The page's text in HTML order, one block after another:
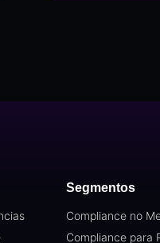
Segmentos
Compliance no
Compliance para